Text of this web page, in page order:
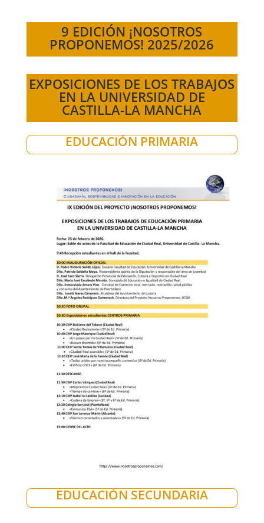
9 EDICIÓN ¡NOSOTROS
PROPONEMOS! 2025/2026
EXPOSICIONES DE LOS TRABAJOS
EN LA UNIVERSIDAD DE
CASTILLA-LA MANCHA
EDUCACIÓN PRIMARIA
EDUCACIÓN SECUNDARIA